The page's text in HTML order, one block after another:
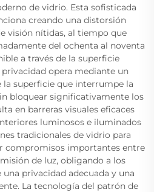
de vidrio. Esta sofisticada
creando una distorsión
visión nítidas, al tiempo que
del ochenta al noventa
a través de la superficie
opera mediante un
superficie que interrumpe la
bloquear significativamente los
en barreras visuales eficaces
luminosos e iluminados
tradicionales de vidrio para
compromisos importantes entre
de luz, obligando a los
privacidad adecuada y una
La tecnología del patrón de